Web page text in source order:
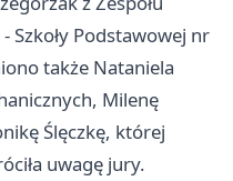
Szkoły Podstawowej nr
także Nataniela
Milenę
Ślęczkę, której
uwagę jury.